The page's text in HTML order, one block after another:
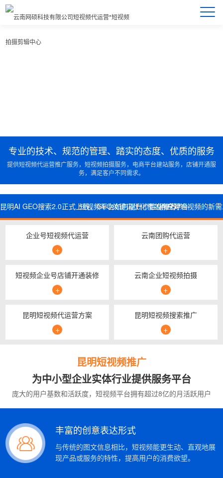
专业的技术、规范的管理、踏实的态度、优质的服务
提供短视频代运营推广服务，短视频拍摄服务，电商平台建站服务，店铺开通服
务，满足客户不同需求。
昆明AI GEO搜索2.0正式上线，GEO关键词优化覆盖AI全平台
短视频平台如何提升个性化推荐？用户对短视频的新
企业号短视频代运营
+
云南团购代运营
+
短视频企业号店铺开通装修
+
云南企业短视频拍摄
+
昆明短视频代运营方案
+
昆明短视频搜索推广
+
昆明短视频推广
为中小型企业实体行业提供服务平台
庞大的用户基数和活跃度，短视频平台拥有超过8亿的月活跃用户
丰富的创意表达形式
与传统的图文信息相比，短视频能更生动、直观地展
现产品或服务的特性，提高用户的消费欲望。